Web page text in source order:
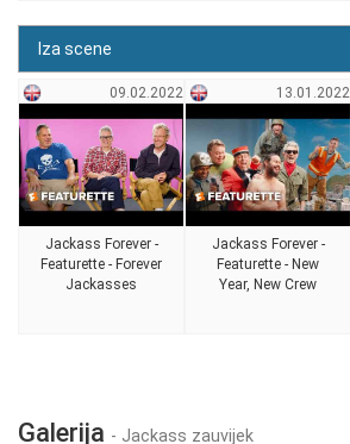
09.02.2022
Jackass Forever -
Featurette - Forever
Jackasses
13.01.2022
Jackass Forever -
Featurette - New
Year, New Crew
Galerija - Jackass zauvijek